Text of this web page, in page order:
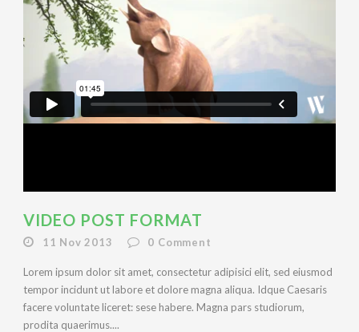
VIDEO POST FORMAT
11 Nov 2013 0 Comment
Lorem ipsum dolor sit amet, consectetur adipisici elit, sed eiusmod
tempor incidunt ut labore et dolore magna aliqua. Idque Caesaris
facere voluntate liceret: sese habere. Magna pars studiorum,
prodita quaerimus....